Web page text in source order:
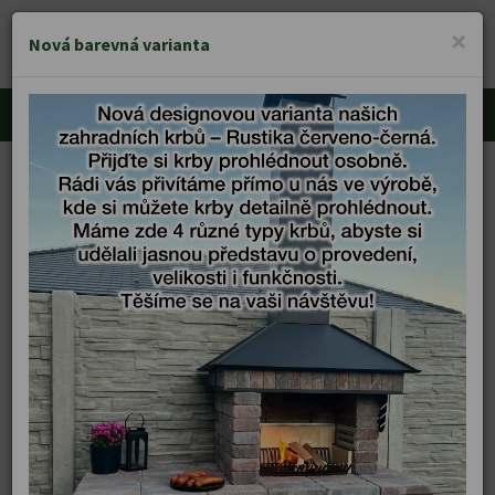
×
Nová barevná varianta
KRBY VĚŘÍŠ
Zahradní krby
Zahradní krby
Víceúčelový zahradní krb s udírnou v provedení bez odkládací plochy